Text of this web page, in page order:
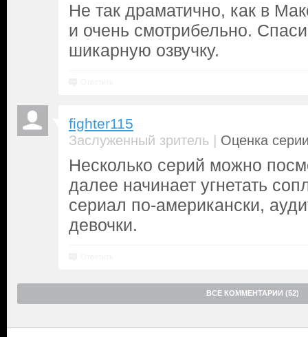
Не так драматично, как в
и очень смотрибельно.
шикарную озвучку.
fighter115
Заслуженный зритель | Оценка
Несколько серий можно
далее начинает угнетать
сериал по-американски,
девочки.
ВСЕ КОММЕНТАРИИ (52)